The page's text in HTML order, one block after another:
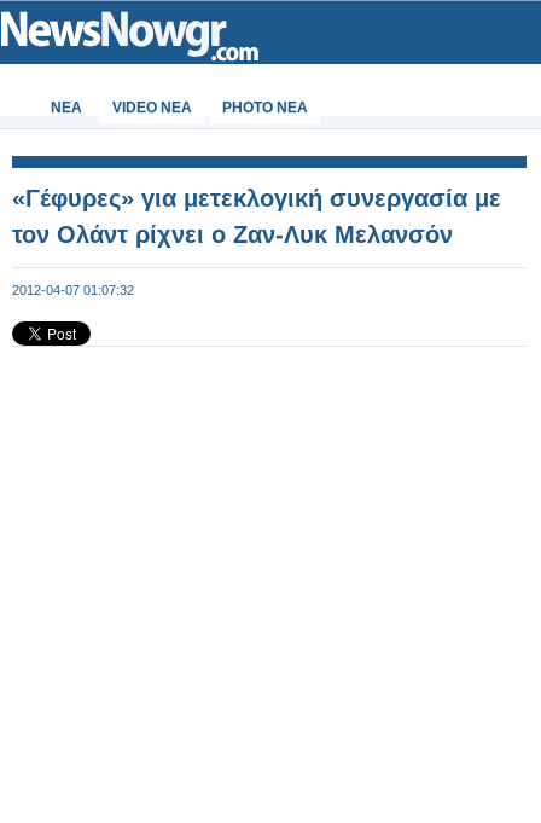
ΝΕΑ VIDEO NEA PHOTO NEA
«Γέφυρες» για μετεκλογική συνεργασία με
τον Ολάντ ρίχνει ο Ζαν-Λυκ Μελανσόν
2012-04-07 01:07:32